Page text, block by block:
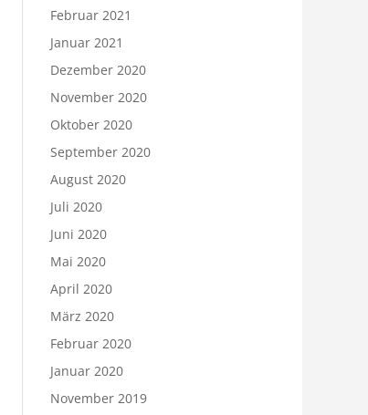
Februar 2021
Januar 2021
Dezember 2020
November 2020
Oktober 2020
September 2020
August 2020
Juli 2020
Juni 2020
Mai 2020
April 2020
März 2020
Februar 2020
Januar 2020
November 2019